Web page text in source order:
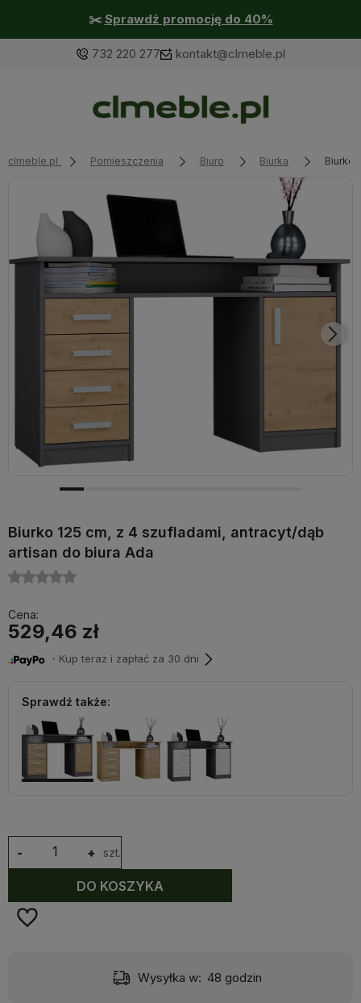
✂️ Sprawdź promocję do 40%
732 220 277 kontakt@clmeble.pl
clmeble.pl Pomieszczenia Biuro Biurka Biurko
Biurko 125 cm, z 4 szufladami, antracyt/dąb
artisan do biura Ada
Cena:
529,46 zł
・Kup teraz i zapłać za 30 dni
Sprawdź także:
+
- szt.
DO KOSZYKA
Wysyłka w: 48 godzin